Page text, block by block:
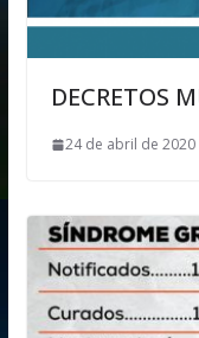
DECRETOS
24 de abril de 2020